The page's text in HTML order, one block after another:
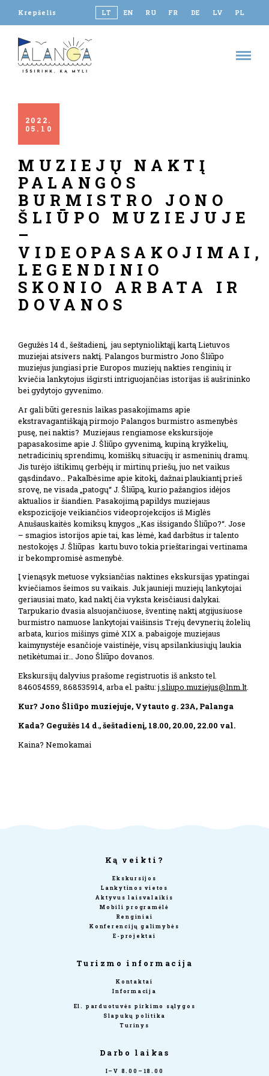
Krepšelis LT EN RU FR DE LV PL
MUZIEJŲ NAKTĮ
PALANGOS
BURMISTRO JONO
ŠLIŪPO MUZIEJUJE
–
VIDEOPASAKOJIMAI,
LEGENDINIO
SKONIO ARBATA IR
DOVANOS
2022
05
10
Gegužės 14 d., šeštadienį, jau septynioliktąjį kartą Lietuvos
muziejai atsivers naktį. Palangos burmistro Jono Šliūpo
muziejus jungiasi prie Europos muziejų nakties renginių ir
kviečia lankytojus išgirsti intriguojančias istorijas iš aušrininko
bei gydytojo gyvenimo.
Ar gali būti geresnis laikas pasakojimams apie
ekstravagantiškąją pirmojo Palangos burmistro asmenybės
pusę, nei naktis? Muziejaus rengiamose ekskursijoje
papasakosime apie J. Šliūpo gyvenimą, kupiną kryžkelių,
netradicinių sprendimų, komiškų situacijų ir asmeninių dramų.
Jis turėjo ištikimų gerbėjų ir mirtinų priešų, juo net vaikus
gąsdindavo… Pakalbėsime apie kitokį, dažnai plaukiantį prieš
srovę, ne visada „patogų“ J. Šliūpą, kurio pažangios idėjos
aktualios ir šiandien. Pasakojimą papildys muziejaus
ekspozicijoje veikiančios videoprojekcijos iš Miglės
Anušauskaitės komiksų knygos ,,Kas išsigando Šliūpo?“. Jose
– smagios istorijos apie tai, kas lėmė, kad darbštus ir talento
nestokojęs J. Šliūpas kartu buvo tokia prieštaringai vertinama
ir bekompromisė asmenybė.
Į vienąsyk metuose vyksiančias naktines ekskursijas ypatingai
kviečiamos šeimos su vaikais. Juk jaunieji muziejų lankytojai
geriausiai mato, kad naktį čia vyksta keisčiausi dalykai.
Tarpukario dvasia alsuojančiuose, šventinę naktį atgijusiuose
burmistro namuose lankytojai vaišinsis Trejų devynerių žolelių
arbata, kurios mišinys gimė XIX a. pabaigoje muziejaus
kaimynystėje esančioje vaistinėje, visų apsilankiusiųjų laukia
netikėtumai ir… Jono Šliūpo dovanos.
Ekskursijų dalyvius prašome registruotis iš anksto tel.
846054559, 868535914, arba el. paštu:j.sliupo.muziejus@lnm.lt
Kur? Jono Šliūpo muziejuje, Vytauto g. 23A, Palanga
Kada? Gegužės 14 d., šeštadienį, 18.00, 20.00, 22.00 val.
Kaina? Nemokamai
Ką veikti?
Ekskursijos
Lankytinos vietos
Aktyvus laisvalaikis
Mobili programėlė
Renginiai
Konferencijų galimybės
E-projektai
Turizmo informacija
Kontaktai
Informacija
El. parduotuvės pirkimo sąlygos
Slapukų politika
Turinys
Darbo laikas
I–V 8.00–18.00